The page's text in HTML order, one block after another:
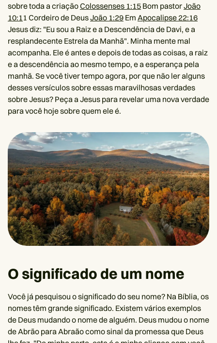
sobre toda a criaçãoColossenses 1:15 Bom pastorJoão
10:11 Cordeiro de DeusJoão 1:29 Em Apocalipse 22:16
Jesus diz: "Eu sou a Raiz e a Descendência de Davi, e a
resplandecente Estrela da Manhã". Minha mente mal
acompanha. Ele é antes e depois de todas as coisas, a raiz
e a descendência ao mesmo tempo, e a esperança pela
manhã. Se você tiver tempo agora, por que não ler alguns
desses versículos sobre essas maravilhosas verdades
sobre Jesus? Peça a Jesus para revelar uma nova verdade
para você hoje sobre quem ele é.
O significado de um nome
Você já pesquisou o significado do seu nome? Na Bíblia, os
nomes têm grande significado. Existem vários exemplos
de Deus mudando o nome de alguém. Deus mudou o nome
de Abrão para Abraão como sinal da promessa que Deus